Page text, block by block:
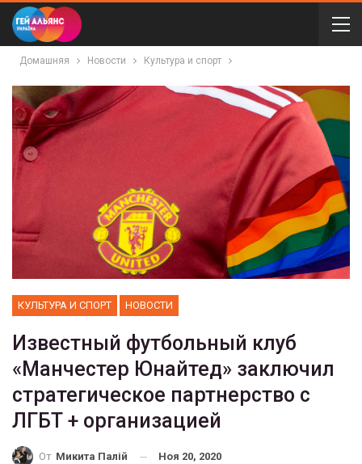
Домашняя Новости Культура и спорт
КУЛЬТУРА И СПОРТ НОВОСТИ
Известный футбольный клуб
«Манчестер Юнайтед» заключил
стратегическое партнерство с
ЛГБТ + организацией
От Микита Палій Ноя 20, 2020